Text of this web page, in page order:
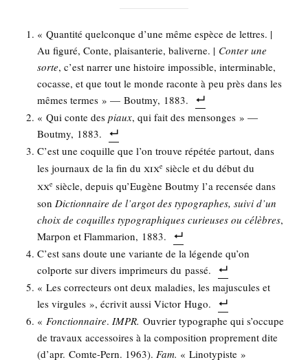
« Quan­ti­té quel­conque d’une même espèce de lettres. |
Au figu­ré, Conte, plai­san­te­rie, bali­verne. | Conter une
sorte, c’est nar­rer une his­toire impos­sible, inter­mi­nable,
cocasse, et que tout le monde raconte à peu près dans les
mêmes termes » — Bout­my, 1883.
« Qui conte despiaux, qui fait des men­songes » —
Bout­my, 1883.
C’est une coquille que l’on trouve répé­tée par­tout, dans
les jour­naux de la fin duxixe siècle et du début du
xxe siècle, depuis qu’Eu­gène Bout­my l’a recen­sée dans
son Dic­tion­naire de l’ar­got des typo­graphes, sui­vi d’un
choix de coquilles typo­gra­phiques curieuses ou célèbres,
Mar­pon et Flam­ma­rion, 1883.
C’est sans doute une variante de la légende qu’on
col­porte sur divers impri­meurs du passé.
« Les cor­rec­teurs ont deux mala­dies, les majus­cules et
les vir­gules », écri­vit aus­si Vic­tor Hugo.
« Fonc­tion­naire. IMPR. Ouvrier typo­graphe qui s’occupe
de tra­vaux acces­soires à la com­po­si­tion pro­pre­ment dite
(d’apr. Comte-Pern. 1963). Fam. « Lino­ty­piste »